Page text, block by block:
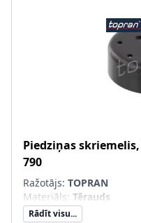
Piedziņas
790
Ražotājs: TOPRAN
Materiāls: Tērauds
Rādīt visu...